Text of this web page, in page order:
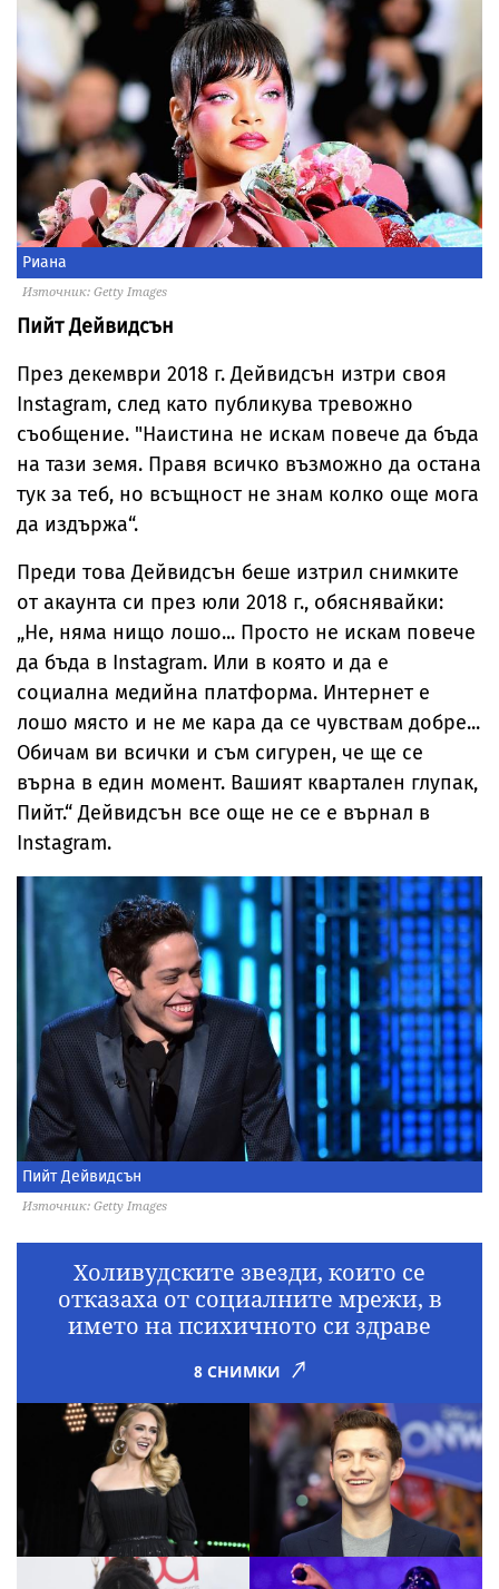
Риана
Източник: Getty Images
Пийт Дейвидсън
През декември 2018 г. Дейвидсън изтри своя
Instagram, след като публикува тревожно
съобщение. "Наистина не искам повече да бъда
на тази земя. Правя всичко възможно да остана
тук за теб, но всъщност не знам колко още мога
да издържа“.
Преди това Дейвидсън беше изтрил снимките
от акаунта си през юли 2018 г., обяснявайки:
„Не, няма нищо лошо... Просто не искам повече
да бъда в Instagram. Или в която и да е
социална медийна платформа. Интернет е
лошо място и не ме кара да се чувствам добре...
Обичам ви всички и съм сигурен, че ще се
върна в един момент. Вашият квартален глупак,
Пийт.“ Дейвидсън все още не се е върнал в
Instagram.
Пийт Дейвидсън
Източник: Getty Images
Холивудските звезди, които се
отказаха от социалните мрежи, в
името на психичното си здраве
8 СНИМКИ